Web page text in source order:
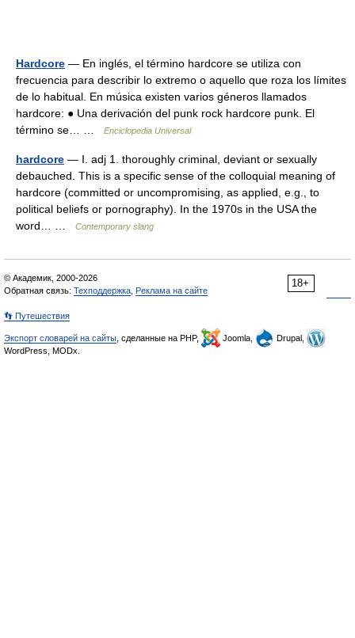
Hardcore — En inglés, el término hardcore se utiliza con
frecuencia para describir lo extremo o aquello que roza los límites
de lo habitual. En música existen varios géneros llamados
hardcore: ● Una derivación del punk rock hardcore punk. El
término se… …
Enciclopedia Universal
hardcore — I. adj 1. thoroughly criminal, deviant or sexually
debauched. This is a specific sense of the colloquial meaning of
hardcore (committed or uncompromising, as applied, e.g., to
political beliefs or pornography). In the 1970s in the USA the
word… …
Contemporary slang
18+
© Академик, 2000-2026
Обратная связь: Техподдержка Реклама на сайте
👣 Путешествия
Экспорт словарей на сайты , сделанные на PHP, Joomla,
Drupal,
WordPress, MODx.